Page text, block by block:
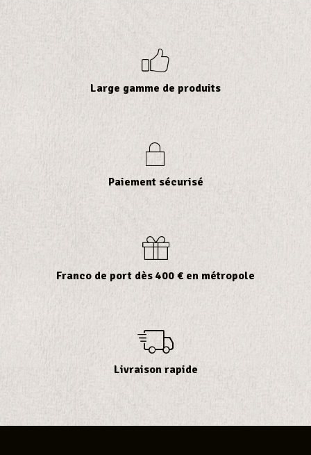
Large gamme de produits
Paiement sécurisé
Franco de port dès 400 € en métropole
Livraison rapide